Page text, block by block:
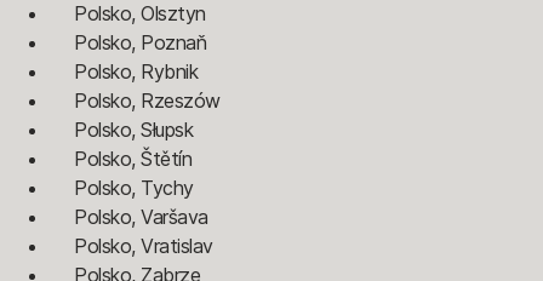
Polsko, Olsztyn
Polsko, Poznaň
Polsko, Rybnik
Polsko, Rzeszów
Polsko, Słupsk
Polsko, Štětín
Polsko, Tychy
Polsko, Varšava
Polsko, Vratislav
Polsko, Zabrze